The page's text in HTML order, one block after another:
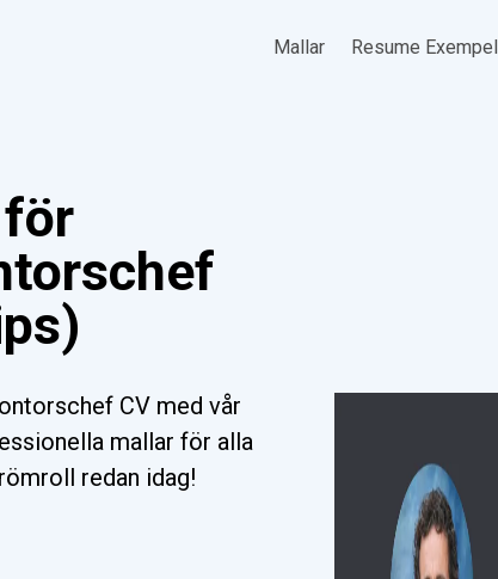
Mallar Resume Exempel
för
CV med vår
mallar för alla
redan idag!